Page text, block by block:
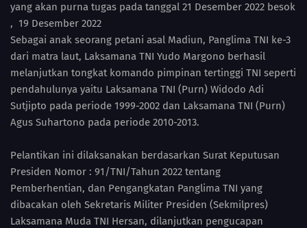
yang akan purna tugas pada tanggal 21 Desember 2022 besok
, 19 Desember 2022
Sebagai anak seorang petani asal Madiun, Panglima TNI ke-3
dari matra laut, Laksamana TNI Yudo Margono berhasil
melanjutkan tongkat komando pimpinan tertinggi TNI seperti
pendahulunya yaitu Laksamana TNI (Purn) Widodo Adi
Sutjipto pada periode 1999-2002 dan Laksamana TNI (Purn)
Agus Suhartono pada periode 2010-2013.
Pelantikan ini dilaksanakan berdasarkan Surat Keputusan
Presiden Nomor : 91/TNI/Tahun 2022 tentang
Pemberhentian, dan Pengangkatan Panglima TNI yang
dibacakan oleh Sekretaris Militer Presiden (Sekmilpres)
Laksamana Muda TNI Hersan, dilanjutkan pengucapan